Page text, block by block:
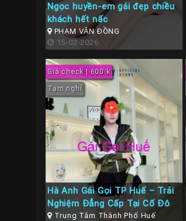
Ngọc huyền-em gái đẹp chiều
khách hết nấc
PHẠM VĂN ĐỒNG
15-02-2026
Giá check | 600 k
Tạm nghỉ
Hà Anh Gái Gọi TP Huế – Trải
Nghiệm Đẳng Cấp Tại Cố Đô
Trung Tâm Thành Phố Huế